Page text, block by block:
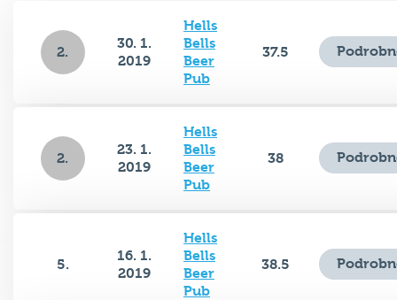
2.
30. 1.
2019
Hells
Bells
Beer
Pub
37.5
2.
23. 1.
2019
Hells
Bells
Beer
Pub
38
5.
16. 1.
2019
Hells
Bells
Beer
Pub
38.5